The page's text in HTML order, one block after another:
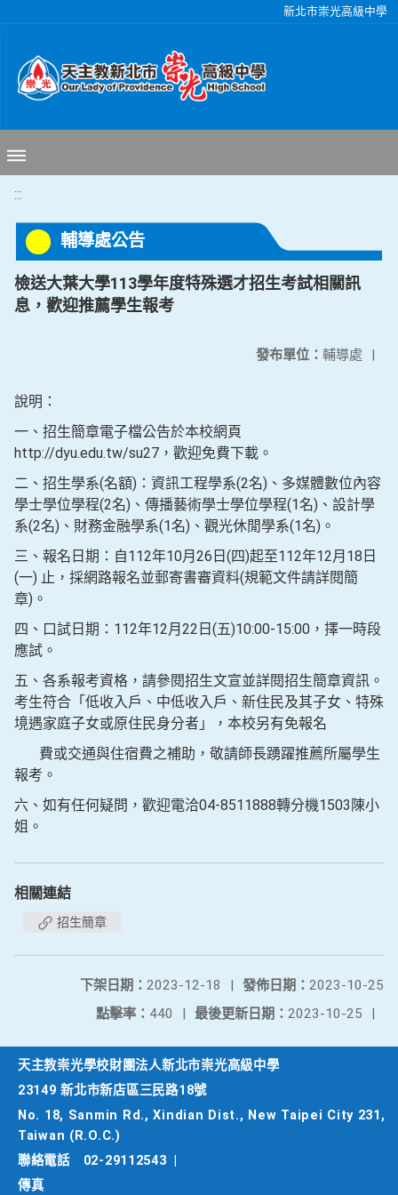
新北市崇光高級中學
:::
輔導處公告
檢送大葉大學113學年度特殊選才招生考試相關訊
息，歡迎推薦學生報考
發布單位： 輔導處 |
說明：
一、招生簡章電子檔公告於本校網頁
http://dyu.edu.tw/su27，歡迎免費下載。
二、招生學系(名額)：資訊工程學系(2名)、多媒體數位內容
學士學位學程(2名)、傳播藝術學士學位學程(1名)、設計學
系(2名)、財務金融學系(1名)、觀光休閒學系(1名)。
三、報名日期：自112年10月26日(四)起至112年12月18日
(一) 止，採網路報名並郵寄書審資料(規範文件請詳閱簡
章)。
四、口試日期：112年12月22日(五)10:00-15:00，擇一時段
應試。
五、各系報考資格，請參閱招生文宣並詳閱招生簡章資訊。
考生符合「低收入戶、中低收入戶、新住民及其子女、特殊
境遇家庭子女或原住民身分者」，本校另有免報名
費或交通與住宿費之補助，敬請師長踴躍推薦所屬學生
報考。
六、如有任何疑問，歡迎電洽04-8511888轉分機1503陳小
姐。
相關連結
招生簡章
發佈日期： 2023-10-25
下架日期： 2023-12-18
|
最後更新日期： 2023-10-25 |
點擊率： 440 |
天主教崇光學校財團法人新北市崇光高級中學
23149 新北市新店區三民路18號
No. 18, Sanmin Rd., Xindian Dist., New Taipei City 231,
Taiwan (R.O.C.)
聯絡電話
02-29112543
傳真